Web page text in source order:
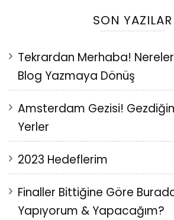
SON YAZILAR
Tekrardan Merhaba!
Blog Yazmaya Dönüş
Amsterdam Gezisi!
Yerler
2023 Hedeflerim
Finaller Bittiğine Göre
Yapıyorum & Yapacağım?